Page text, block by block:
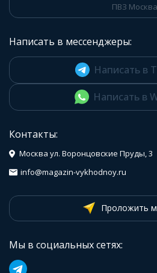
ПВЗ Москва
Написать в мессенджеры:
Написать в
Написать в
Контакты:
Москва ул. Воронцовские Пруды, 3
info@magazin-vykhodnoy.ru
Проложить
Мы в социальных сетях: